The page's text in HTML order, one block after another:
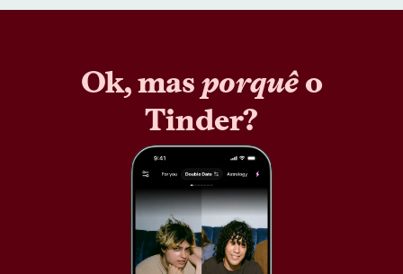
Ok, masporquêo
Tinder?